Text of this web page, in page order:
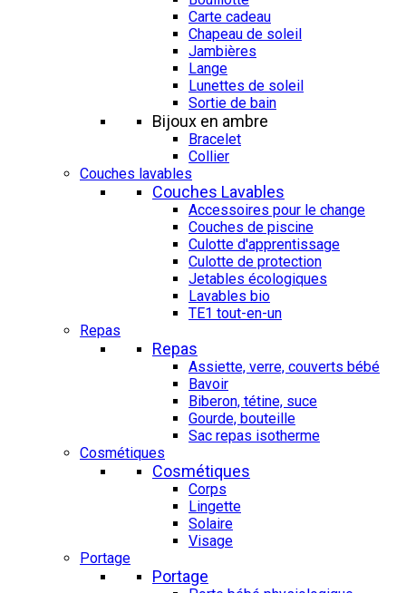
Carte cadeau
Chapeau de soleil
Jambières
Lange
Lunettes de soleil
Sortie de bain
Bijoux en ambre
Bracelet
Collier
Couches lavables
Couches Lavables
Accessoires pour le change
Couches de piscine
Culotte d'apprentissage
Culotte de protection
Jetables écologiques
Lavables bio
TE1 tout-en-un
Repas
Repas
Assiette, verre, couverts bébé
Bavoir
Biberon, tétine, suce
Gourde, bouteille
Sac repas isotherme
Cosmétiques
Cosmétiques
Corps
Lingette
Solaire
Visage
Portage
Portage